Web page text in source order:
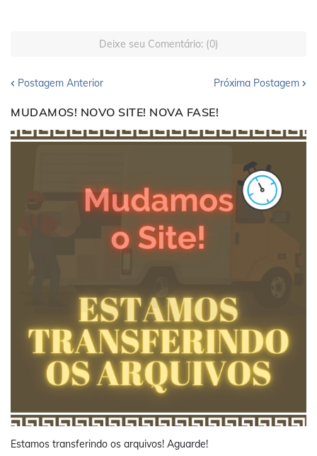
Deixe seu Comentário: (0)
Postagem Anterior Próxima Postagem
MUDAMOS! NOVO SITE! NOVA FASE!
Estamos transferindo os arquivos! Aguarde!